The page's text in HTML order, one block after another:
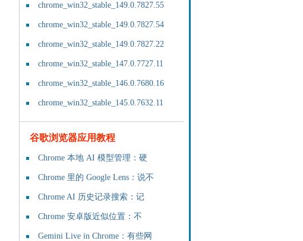
chrome_win32_stable_149.0.7827.55
chrome_win32_stable_149.0.7827.54
chrome_win32_stable_149.0.7827.22
chrome_win32_stable_147.0.7727.11
chrome_win32_stable_146.0.7680.16
chrome_win32_stable_145.0.7632.11
谷歌浏览器应用教程
Chrome 本地 AI 模型管理：硬
Chrome 里的 Google Lens：说不
Chrome AI 历史记录搜索：记
Chrome 安卓版近似位置：不
Gemini Live in Chrome：有些网